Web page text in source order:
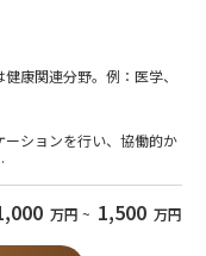
の多くのステークホルダ
機会も豊富なポジション
康関連分野。例：医学、
ーションを行い、協働的か
きる関係およびパートナ
プレーヤーであることを示
万円 ~ 1,500 万円